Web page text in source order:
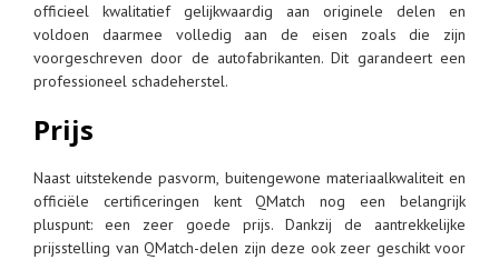
officieel kwalitatief gelijkwaardig aan originele delen en
voldoen daarmee volledig aan de eisen zoals die zijn
voorgeschreven door de autofabrikanten. Dit garandeert een
professioneel schadeherstel.
Prijs
Naast uitstekende pasvorm, buitengewone materiaalkwaliteit en
officiële certificeringen kent QMatch nog een belangrijk
pluspunt: een zeer goede prijs. Dankzij de aantrekkelijke
prijsstelling van QMatch-delen zijn deze ook zeer geschikt voor